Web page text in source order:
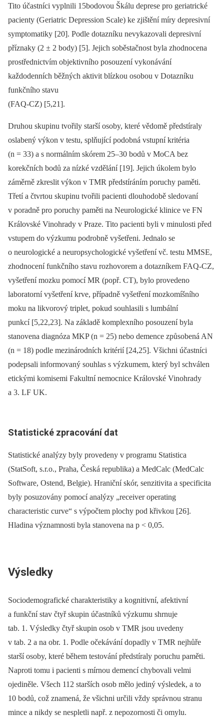
Tito účastníci vyplnili 15bodovou Škálu deprese pro geriatrické
pacienty (Geriatric Depres­sion Scale) ke zjištění míry depresivní
symp­tomatiky [20]. Podle dotazníku nevykazovali depresivní
příznaky (2 ± 2 body) [5]. Jejich soběstačnost byla zhodnocena
prostřednictvím objektivního posouzení vykonávání
každodenních běžných aktivit blízkou osobou v Dotazníku
funkčního stavu
(FAQ-CZ) [5,21].
Druhou skupinu tvořily starší osoby, které vědomě předstíraly
oslabený výkon v testu, splňující podobná vstupní kritéria
(n = 33) a s normálním skórem 25–30 bodů v MoCA bez
korekčních bodů za nízké vzdělání [19]. Jejich úkolem bylo
záměrně zkreslit výkon v TMR předstíráním poruchy paměti.
Třetí a čtvrtou skupinu tvořili pacienti dlouhodobě sledovaní
v poradně pro poruchy paměti na Neurologické klinice ve FN
Královské Vinohrady v Praze. Tito pacienti byli v minulosti před
vstupem do výzkumu podrobně vyšetřeni. Jednalo se
o neurologické a neuropsychologické vyšetření vč. testu MMSE,
zhodnocení funkčního stavu rozhovorem a dotazníkem FAQ-CZ,
vyšetření mozku pomocí MR (popř. CT), bylo provedeno
laboratorní vyšetření krve, případně vyšetření mozkomíšního
moku na likvorový triplet, pokud souhlasili s lumbální
punkcí [5,22,23]. Na základě komplexního posouzení byla
stanovena dia­gnóza MKP (n = 25) nebo demence způsobená AN
(n = 18) podle mezinárodních kritérií [24,25]. Všichni účastníci
podepsali informovaný souhlas s výzkumem, který byl schválen
etickými komisemi Fakultní nemocnice Královské Vinohrady
a 3. LF UK.
Statistické zpracování dat
Statistické analýzy byly provedeny v programu Statistica
(StatSoft, s.r.o., Praha, Česká republika) a MedCalc (MedCalc
Software, Ostend, Belgie). Hraniční skór, senzitivita a specificita
byly posuzovány pomocí analýzy „receiver operating
characteristic curve“ s výpočtem plochy pod křivkou [26].
Hladina významnosti byla stanovena na p < 0,05.
Výsledky
Sociodemografické charakteristiky a kognitivní, afektivní
a funkční stav čtyř skupin účastníků výzkumu shrnuje
tab. 1. Výsledky čtyř skupin osob v TMR jsou uvedeny
v tab. 2 a na obr. 1. Podle očekávání dopadly v TMR nejhůře
starší osoby, které během testování předstíraly poruchu paměti.
Naproti tomu i pacienti s mírnou demencí chybovali velmi
ojediněle. Všech 112 starších osob mělo jediný výsledek, a to
10 bodů, což znamená, že všichni určili vždy správnou stranu
mince a nikdy se nespletli např. z nepozornosti či omylu.